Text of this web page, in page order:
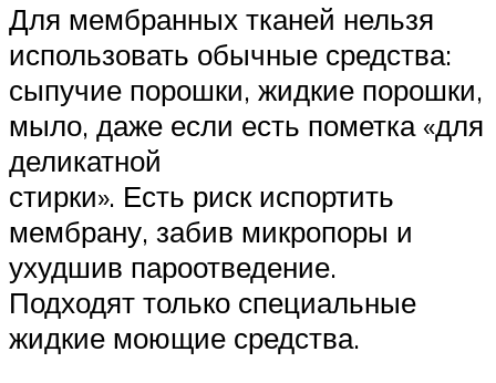
Для мембранных тканей нельзя
использовать обычные средства:
сыпучие порошки, жидкие порошки,
мыло, даже если есть пометка «для
деликатной
стирки». Есть риск испортить
мембрану, забив микропоры и
ухудшив пароотведение.
Подходят только специальные
жидкие моющие средства.